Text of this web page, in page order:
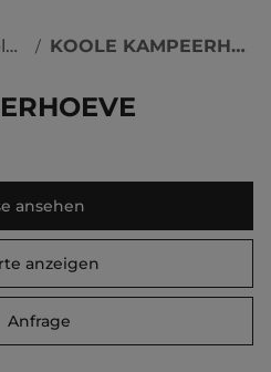
Campingplätze / KOOLE KAMPEERHOEVE
ansehen
anzeigen
Anfrage